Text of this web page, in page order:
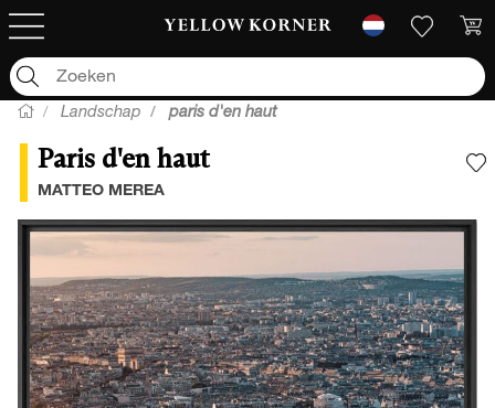
Landschap paris d'en haut
Paris d'en haut
MATTEO MEREA